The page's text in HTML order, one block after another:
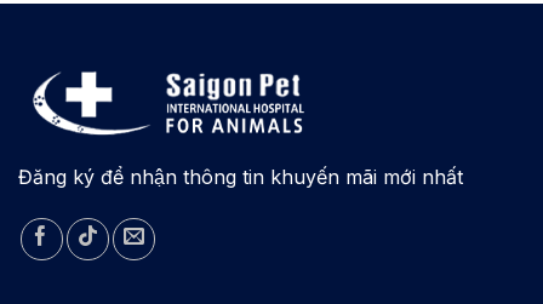
Đăng ký để nhận thông tin khuyến mãi mới nhất